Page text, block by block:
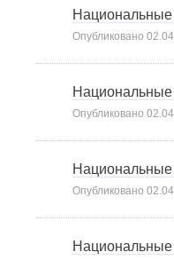
Опубликовано
Опубликовано
Опубликовано
Национальные